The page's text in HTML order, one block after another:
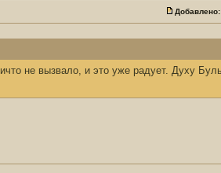
Добавлено:
не вызвало, и это уже радует. Духу